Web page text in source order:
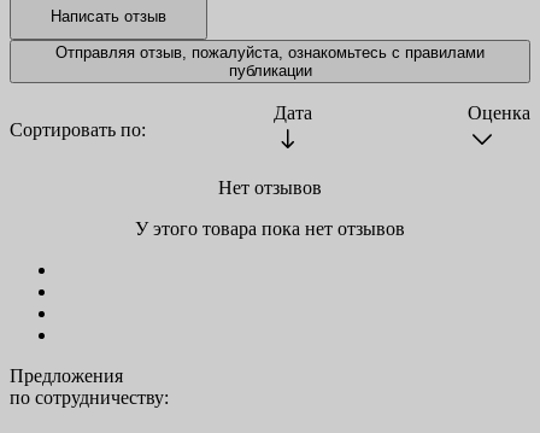
Отправляя отзыв, пожалуйста, ознакомьтесь с правилами
публикации
Сортировать по:
Дата Оценка
Нет отзывов
У этого товара пока нет отзывов
Предложения
по сотрудничеству: